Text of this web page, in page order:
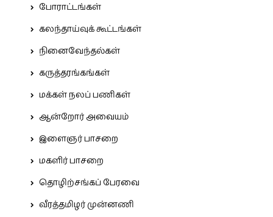
போராட்டங்கள்
கலந்தாய்வுக் கூட்டங்கள்
நினைவேந்தல்கள்
கருத்தரங்கங்கள்
மக்கள் நலப் பணிகள்
ஆன்றோர் அவையம்
இளைஞர் பாசறை
மகளிர் பாசறை
தொழிற்சங்கப் பேரவை
வீரத்தமிழர் முன்னணி